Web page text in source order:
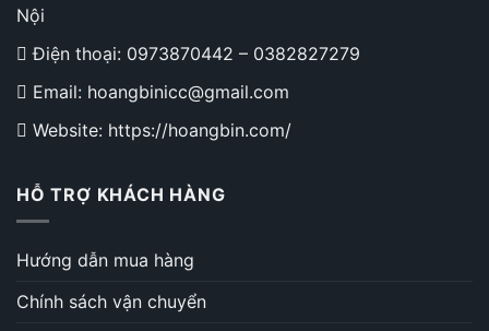
Nội
Điện thoại: 0973870442 – 0382827279
Email: hoangbinicc@gmail.com
Website: https://hoangbin.com/
HỖ TRỢ KHÁCH HÀNG
Hướng dẫn mua hàng
Chính sách vận chuyển